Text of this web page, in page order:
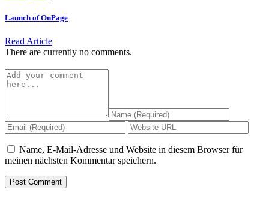
Launch of OnPage
Read Article
There are currently no comments.
Name, E-Mail-Adresse und Website in diesem Browser für
meinen nächsten Kommentar speichern.